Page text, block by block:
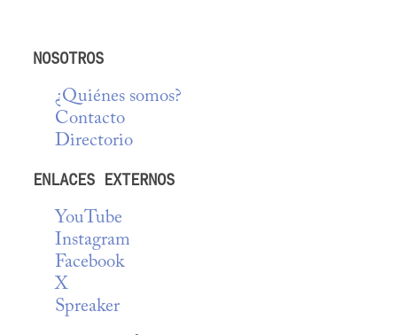
NOSOTROS
¿Quiénes somos?
Contacto
Directorio
ENLACES EXTERNOS
YouTube
Instagram
Facebook
X
Spreaker